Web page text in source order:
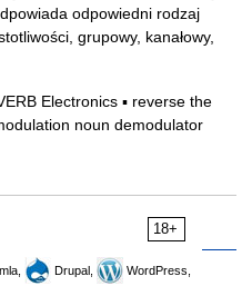
odpowiedni rodzaj
grupowy, kanałowy,
Electronics ▪ reverse the
noun demodulator
18+
Drupal,
WordPress,